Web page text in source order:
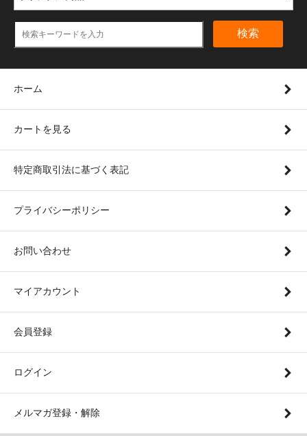
検索
ホーム
カートを見る
特定商取引法に基づく表記
プライバシーポリシー
お問い合わせ
マイアカウント
会員登録
ログイン
メルマガ登録・解除